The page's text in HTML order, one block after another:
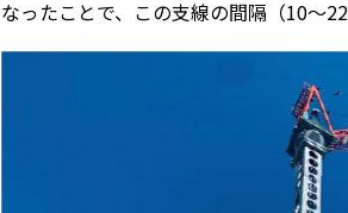
なったことで、この支線の間隔（10～